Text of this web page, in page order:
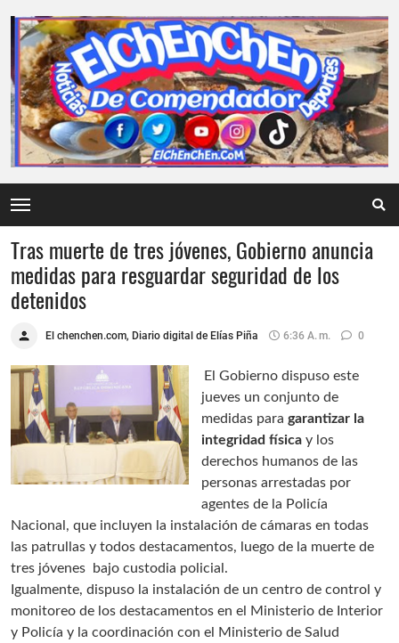
Tras muerte de tres jóvenes, Gobierno anuncia
medidas para resguardar seguridad de los
detenidos
El chenchen.com, Diario digital de Elías Piña 6:36 A. M. 0
El Gobierno dispuso este
jueves un conjunto de
medidas para garantizar la
integridad física y los
derechos humanos de las
personas arrestadas por
agentes de la Policía
Nacional, que incluyen la instalación de cámaras en todas
las patrullas y todos destacamentos, luego de la muerte de
tres jóvenes bajo custodia policial.
Igualmente, dispuso la instalación de un centro de control y
monitoreo de los destacamentos en el Ministerio de Interior
y Policía y la coordinación con el Ministerio de Salud